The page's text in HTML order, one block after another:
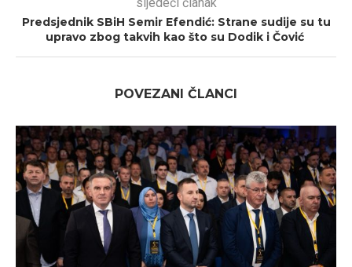
Predsjednik SBiH Semir Efendić: Strane sudije su tu
upravo zbog takvih kao što su Dodik i Čović
POVEZANI ČLANCI